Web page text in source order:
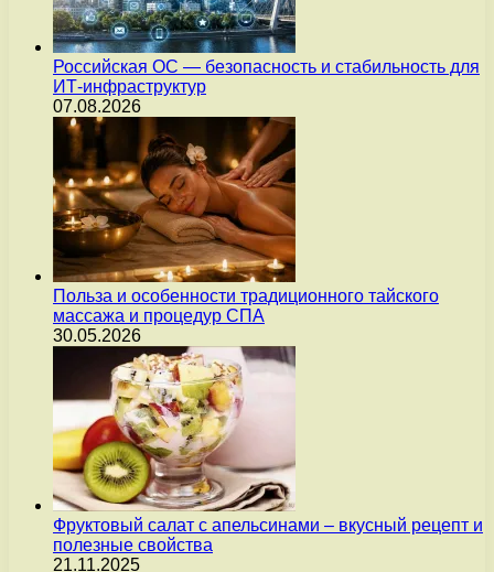
Российская ОС — безопасность и стабильность для
ИТ-инфраструктур
07.08.2026
Польза и особенности традиционного тайского
массажа и процедур СПА
30.05.2026
Фруктовый салат с апельсинами – вкусный рецепт и
полезные свойства
21.11.2025